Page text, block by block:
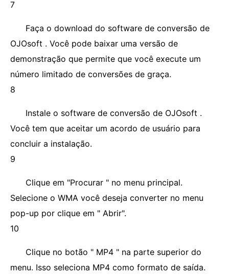
7
Faça o download do software de conversão de
OJOsoft . Você pode baixar uma versão de
demonstração que permite que você execute um
número limitado de conversões de graça.
8
Instale o software de conversão de OJOsoft .
Você tem que aceitar um acordo de usuário para
concluir a instalação.
9
Clique em "Procurar " no menu principal.
Selecione o WMA você deseja converter no menu
pop-up por clique em " Abrir".
10
Clique no botão " MP4 " na parte superior do
menu. Isso seleciona MP4 como formato de saída.